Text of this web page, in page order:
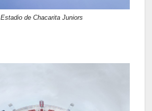
Estadio de Chacarita Juniors